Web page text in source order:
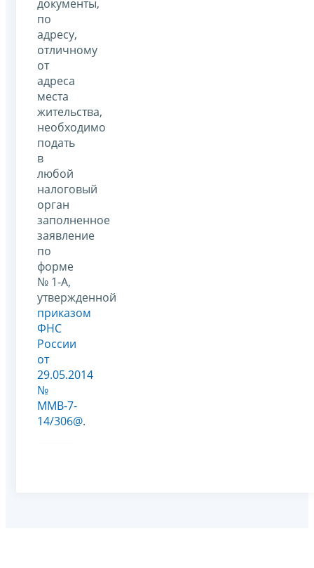
документы,
по
адресу,
отличному
от
адреса
места
жительства,
необходимо
подать
в
любой
налоговый
орган
заполненное
заявление
по
форме
№ 1-А,
утвержденной
приказом
ФНС
России
от
29.05.2014
№
ММВ-7-
14/306@.